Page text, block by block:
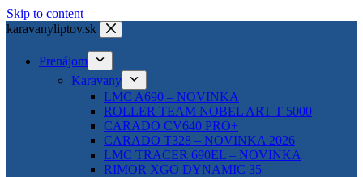
Skip to content
karavanyliptov.sk
Prenájom
Karavany
LMC A690 – NOVINKA
ROLLER TEAM NOBEL ART T 5000
CARADO CV640 PRO+
CARADO T328 – NOVINKA 2026
LMC TRACER 690EL – NOVINKA
RIMOR XGO DYNAMIC 35